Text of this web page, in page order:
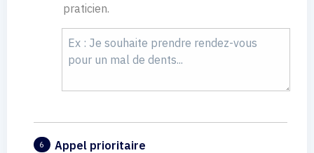
praticien.
6 Appel prioritaire